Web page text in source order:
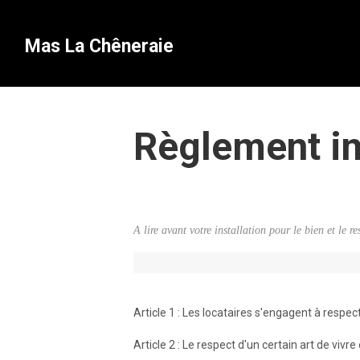
Mas La Chêneraie
Règlement
A lire avant votre installation pour le bien et le
Article 1 : Les locataires s'engagent à
Article 2 : Le respect d'un certain art de